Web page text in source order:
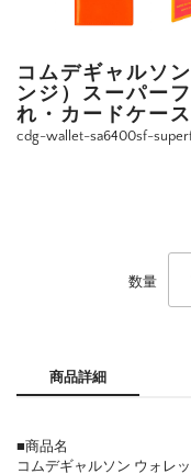
コムデギャルソ
ンジ）スーパー
れ・カードケー
cdg-wallet-sa6400sf-
数量
商品詳細
■商品名
コムデギャルソン ウォレ